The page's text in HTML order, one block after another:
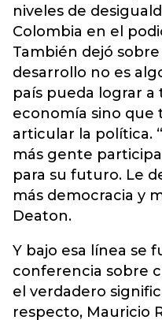
niveles de
Colombia en el
También dejó sobre
desarrollo no es
país pueda lograr a
economía sino que
articular la política.
más gente
para su futuro. Le
más democracia y
Deaton.
Y bajo esa línea se
conferencia sobre
el verdadero
respecto, Mauricio